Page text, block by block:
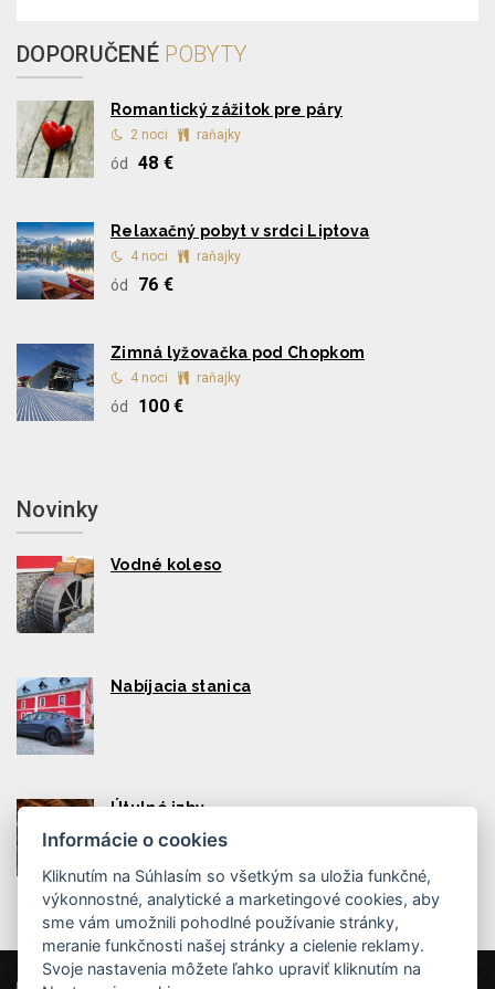
DOPORUČENÉ POBYTY
Romantický zážitok pre páry
2 noci raňajky
ód 48 €
Relaxačný pobyt v srdci Liptova
4 noci raňajky
ód 76 €
Zimná lyžovačka pod Chopkom
4 noci raňajky
ód 100 €
Novinky
Vodné koleso
Nabíjacia stanica
Útulné izby
Informácie o cookies
Kliknutím na Súhlasím so všetkým sa uložia funkčné,
výkonnostné, analytické a marketingové cookies, aby
sme vám umožnili pohodlné používanie stránky,
meranie funkčnosti našej stránky a cielenie reklamy.
Svoje nastavenia môžete ľahko upraviť kliknutím na